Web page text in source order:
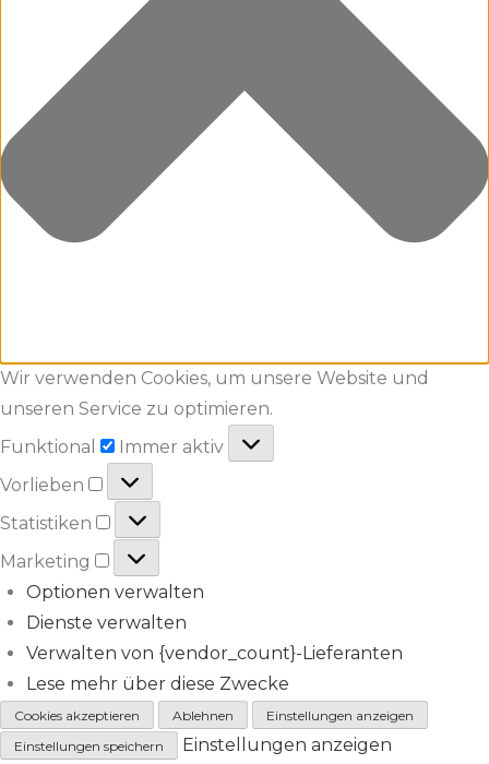
Wir verwenden Cookies, um unsere Website und
unseren Service zu optimieren.
Funktional
Funktional
Immer aktiv
Vorlieben
Vorlieben
Statistiken Statistiken
Marketing
Marketing
Optionen verwalten
Dienste verwalten
Verwalten von {vendor_count}-Lieferanten
Lese mehr über diese Zwecke
Cookies akzeptieren Ablehnen
Einstellungen anzeigen
Einstellungen speichern
Einstellungen anzeigen